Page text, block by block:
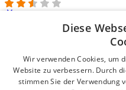
Login für Unternehmen
E-Mail*
Passwort
Diese
Wir verwenden Cookies, um
Website zu verbessern. Durch
stimmen Sie der Verwendung